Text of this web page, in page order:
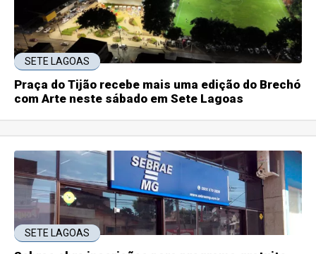
SETE LAGOAS
Praça do Tijão recebe mais uma edição do Brechó
com Arte neste sábado em Sete Lagoas
SETE LAGOAS